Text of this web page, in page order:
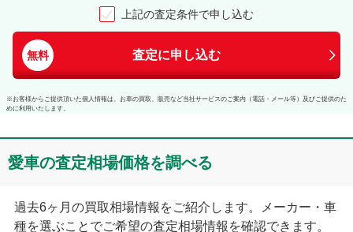
上記の査定条件で申し込む
無料 査定に申し込む
※お客様からご提供頂いた個人情報は、お車の買取、販売など当社サービスのご案内（電話・メール等）及びご提供のた
めに利用いたします。
愛車の査定相場価格を調べる
過去6ヶ月の買取相場情報をご紹介します。メーカー・車
種を選ぶことでご希望の査定相場情報を確認できます。